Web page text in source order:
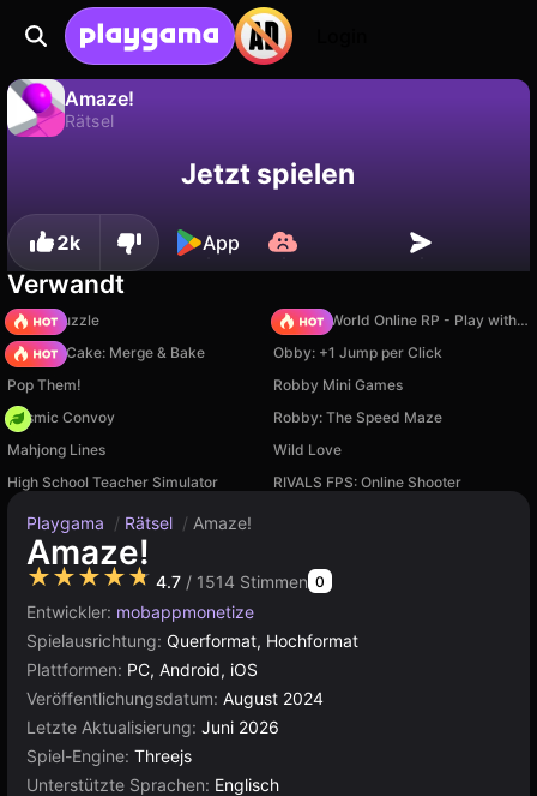
Amaze!
Rätsel
speichern!
Nein
Jetzt spielen
2k App
Verwandt
Arrow Puzzle
Sprunki World Online RP - Play with Friends!
Piece of Cake: Merge & Bake
Obby: +1 Jump per Click
Pop Them!
Robby Mini Games
Cosmic Convoy
Robby: The Speed Maze
Mahjong Lines
Wild Love
High School Teacher Simulator
RIVALS FPS: Online Shooter
Playgama / Rätsel / Amaze!
Amaze!
★★★★★ 4.7 / 1514 Stimmen 0
Entwickler: mobappmonetize
Spielausrichtung: Querformat, Hochformat
Plattformen: PC, Android, iOS
Veröffentlichungsdatum: August 2024
Letzte Aktualisierung: Juni 2026
Spiel-Engine: Threejs
Unterstützte Sprachen: Englisch